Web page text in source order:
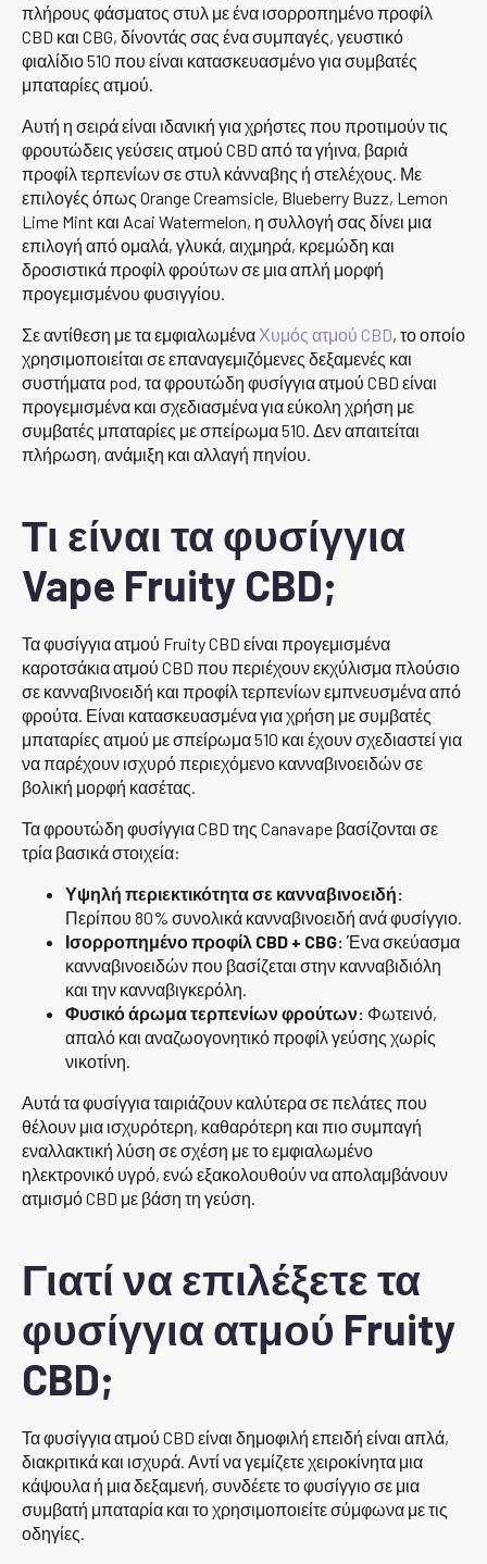
πλήρους φάσματος στυλ με ένα ισορροπημένο προφίλ
CBD και CBG, δίνοντάς σας ένα συμπαγές, γευστικό
φιαλίδιο 510 που είναι κατασκευασμένο για συμβατές
μπαταρίες ατμού.
Αυτή η σειρά είναι ιδανική για χρήστες που προτιμούν τις
φρουτώδεις γεύσεις ατμού CBD από τα γήινα, βαριά
προφίλ τερπενίων σε στυλ κάνναβης ή στελέχους. Με
επιλογές όπως Orange Creamsicle, Blueberry Buzz, Lemon
Lime Mint και Acai Watermelon, η συλλογή σας δίνει μια
επιλογή από ομαλά, γλυκά, αιχμηρά, κρεμώδη και
δροσιστικά προφίλ φρούτων σε μια απλή μορφή
προγεμισμένου φυσιγγίου.
Σε αντίθεση με τα εμφιαλωμένα Χυμός ατμού CBD, το οποίο
χρησιμοποιείται σε επαναγεμιζόμενες δεξαμενές και
συστήματα pod, τα φρουτώδη φυσίγγια ατμού CBD είναι
προγεμισμένα και σχεδιασμένα για εύκολη χρήση με
συμβατές μπαταρίες με σπείρωμα 510. Δεν απαιτείται
πλήρωση, ανάμιξη και αλλαγή πηνίου.
Τι είναι τα φυσίγγια
Vape Fruity CBD;
Τα φυσίγγια ατμού Fruity CBD είναι προγεμισμένα
καροτσάκια ατμού CBD που περιέχουν εκχύλισμα πλούσιο
σε κανναβινοειδή και προφίλ τερπενίων εμπνευσμένα από
φρούτα. Είναι κατασκευασμένα για χρήση με συμβατές
μπαταρίες ατμού με σπείρωμα 510 και έχουν σχεδιαστεί για
να παρέχουν ισχυρό περιεχόμενο κανναβινοειδών σε
βολική μορφή κασέτας.
Τα φρουτώδη φυσίγγια CBD της Canavape βασίζονται σε
τρία βασικά στοιχεία:
Υψηλή περιεκτικότητα σε κανναβινοειδή:
Περίπου 80% συνολικά κανναβινοειδή ανά φυσίγγιο.
Ισορροπημένο προφίλ CBD + CBG: Ένα σκεύασμα
κανναβινοειδών που βασίζεται στην κανναβιδιόλη
και την κανναβιγκερόλη.
Φυσικό άρωμα τερπενίων φρούτων: Φωτεινό,
απαλό και αναζωογονητικό προφίλ γεύσης χωρίς
νικοτίνη.
Αυτά τα φυσίγγια ταιριάζουν καλύτερα σε πελάτες που
θέλουν μια ισχυρότερη, καθαρότερη και πιο συμπαγή
εναλλακτική λύση σε σχέση με το εμφιαλωμένο
ηλεκτρονικό υγρό, ενώ εξακολουθούν να απολαμβάνουν
ατμισμό CBD με βάση τη γεύση.
Γιατί να επιλέξετε τα
φυσίγγια ατμού Fruity
CBD;
Τα φυσίγγια ατμού CBD είναι δημοφιλή επειδή είναι απλά,
διακριτικά και ισχυρά. Αντί να γεμίζετε χειροκίνητα μια
κάψουλα ή μια δεξαμενή, συνδέετε το φυσίγγιο σε μια
συμβατή μπαταρία και το χρησιμοποιείτε σύμφωνα με τις
οδηγίες.